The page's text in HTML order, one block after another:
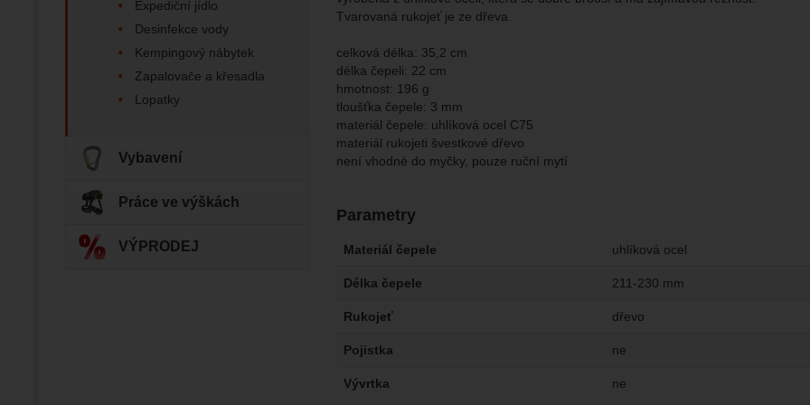
Zobrazit
Tyto cookies nám umožňují měření výkonu našeho webu i našich reklamních
Data získaná pomocí těchto cookies zpracováváme souhrnně a anonymně,
nejsme schopni identifikovat konkrétní uživatele našeho webu.
Marketingové
Povoleno
Zobrazit
Marketingové cookies používáme my nebo naši partneři, abychom vám mohli
vhodné obsahy nebo reklamy jak na našich stránkách, tak na stránkách třetích
Tvarovaná rukojeť je ze dřeva.
celková délka: 35,2 cm
délka čepeli: 22 cm
hmotnost: 196 g
tloušťka čepele: 3 mm
materiál čepele: uhlíková ocel C75
materiál rukojeti švestkové dřevo
není vhodné do myčky, pouze ruční mytí
Parametry
Materiál čepele uhlíková ocel
Délka čepele 211-230 mm
Rukojeť dřevo
Pojistka ne
Vývrtka ne
Expediční jídlo
Desinfekce vody
Kempingový nábytek
Zapalovače a křesadla
Lopatky
Vybavení
Práce ve výškách
VÝPRODEJ